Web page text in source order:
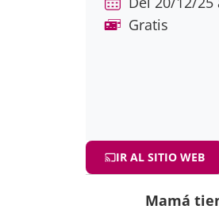
Gratis
IR AL SITIO WEB
Mamá